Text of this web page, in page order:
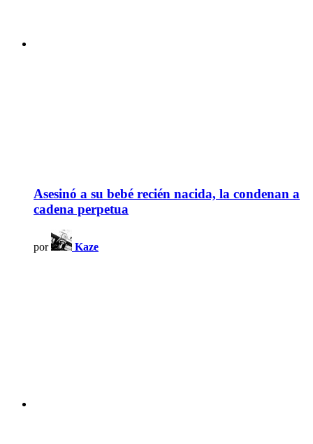
Asesinó a su bebé recién nacida, la condenan a
cadena perpetua
por Kaze